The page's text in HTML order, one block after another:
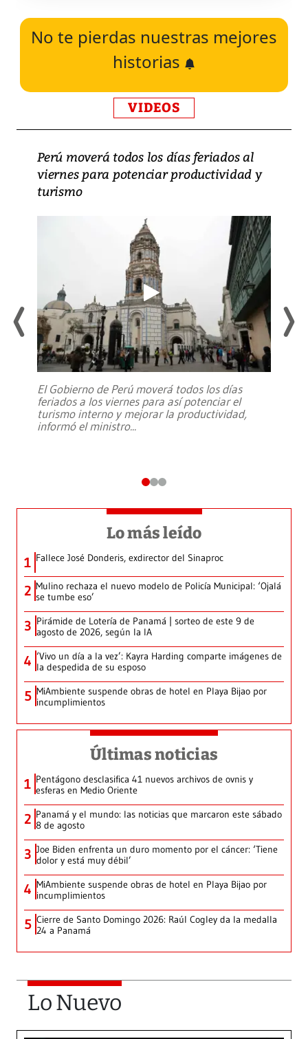
No te pierdas nuestras mejores
historias
VIDEOS
Perú moverá todos los días feriados al
viernes para potenciar productividad y
turismo
El Gobierno de Perú moverá todos los días
feriados a los viernes para así potenciar el
turismo interno y mejorar la productividad,
informó el ministro...
Lo más leído
1 Fallece José Donderis, exdirector del Sinaproc
2 Mulino rechaza el nuevo modelo de Policía Municipal: ‘Ojalá
se tumbe eso’
3 Pirámide de Lotería de Panamá | sorteo de este 9 de
agosto de 2026, según la IA
4 ‘Vivo un día a la vez’: Kayra Harding comparte imágenes de
la despedida de su esposo
5 MiAmbiente suspende obras de hotel en Playa Bijao por
incumplimientos
Últimas noticias
1 Pentágono desclasifica 41 nuevos archivos de ovnis y
esferas en Medio Oriente
2 Panamá y el mundo: las noticias que marcaron este sábado
8 de agosto
3 Joe Biden enfrenta un duro momento por el cáncer: ‘Tiene
dolor y está muy débil’
4 MiAmbiente suspende obras de hotel en Playa Bijao por
incumplimientos
5 Cierre de Santo Domingo 2026: Raúl Cogley da la medalla
24 a Panamá
Lo Nuevo